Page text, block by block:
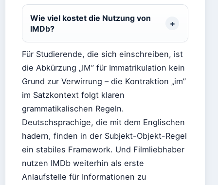
Wie viel kostet die Nutzung von
IMDb?
Für Studierende, die sich einschreiben, ist
die Abkürzung „IM” für Immatrikulation kein
Grund zur Verwirrung – die Kontraktion „im”
im Satzkontext folgt klaren
grammatikalischen Regeln.
Deutschsprachige, die mit dem Englischen
hadern, finden in der Subjekt-Objekt-Regel
ein stabiles Framework. Und Filmliebhaber
nutzen IMDb weiterhin als erste
Anlaufstelle für Informationen zu